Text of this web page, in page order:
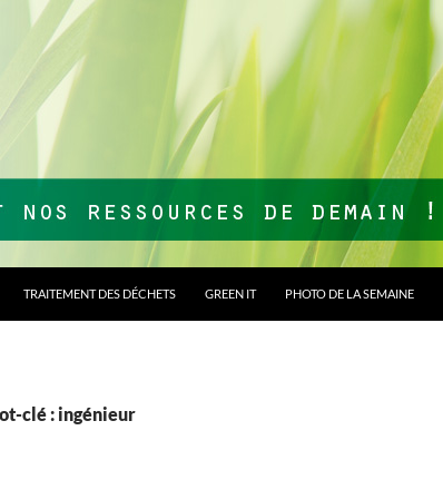
TRAITEMENT DES DÉCHETS GREEN IT PHOTO DE LA SEMAINE
clé : ingénieur